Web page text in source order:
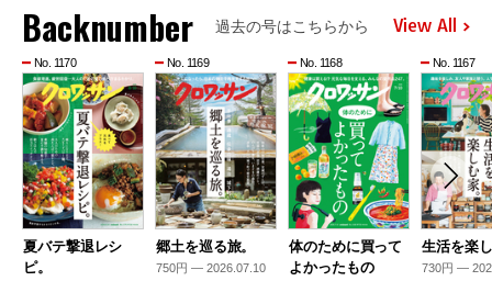
Backnumber 過去の号はこちらから View All
No. 1170
夏バテ撃退レシ
ピ。
No. 1169
郷土を巡る旅。
750円 — 2026.07.10
No. 1168
体のために買って
よかったもの
No. 1167
生活を楽
730円 —